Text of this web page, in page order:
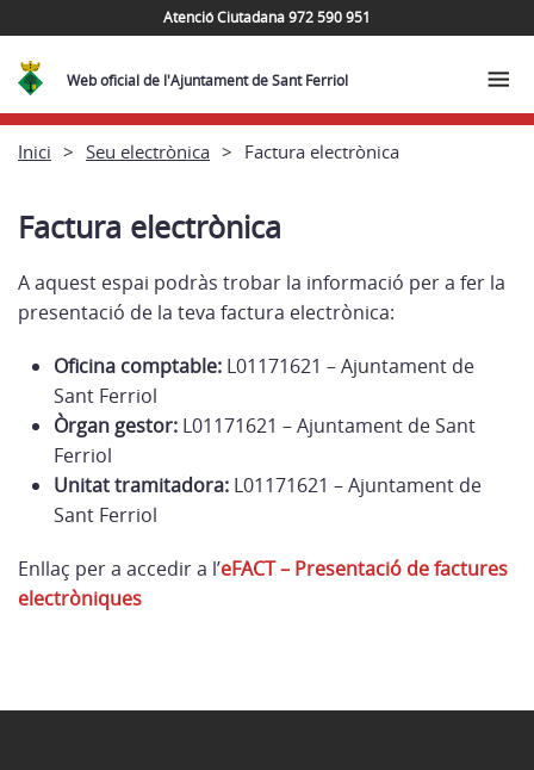
Atenció Ciutadana 972 590 951
Web oficial de l'Ajuntament de Sant Ferriol
Inici Seu electrònica Factura electrònica
Factura electrònica
A aquest espai podràs trobar la informació per a fer la
presentació de la teva factura electrònica:
Oficina comptable: L01171621 – Ajuntament de
Sant Ferriol
Òrgan gestor: L01171621 – Ajuntament de Sant
Ferriol
Unitat tramitadora: L01171621 – Ajuntament de
Sant Ferriol
Enllaç per a accedir a l’eFACT – Presentació de factures
electròniques